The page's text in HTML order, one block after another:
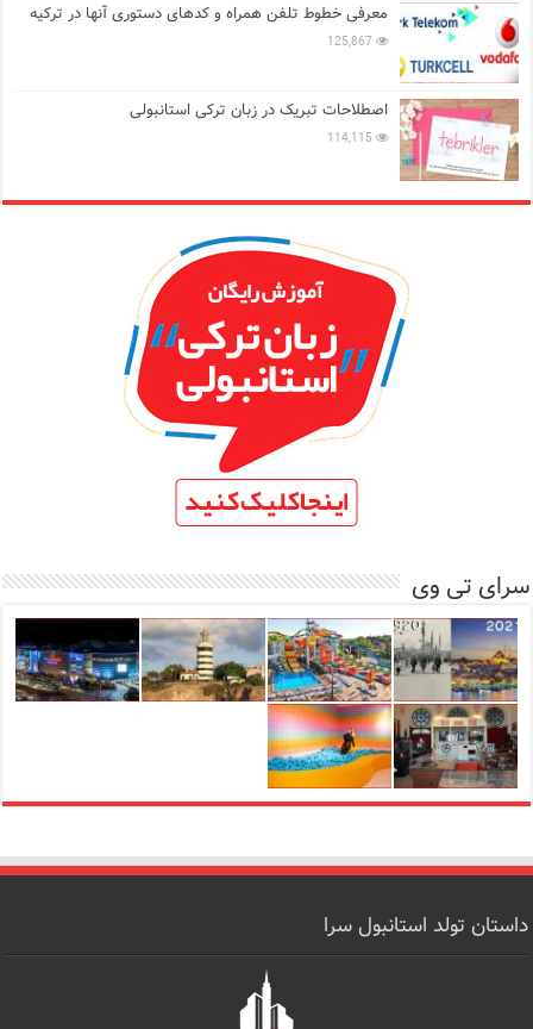
معرفی خطوط تلفن همراه و کدهای دستوری آنها در ترکیه
125,867
اصطلاحات تبریک در زبان ترکی استانبولی
114,115
سرای تی وی
داستان تولد استانبول سرا